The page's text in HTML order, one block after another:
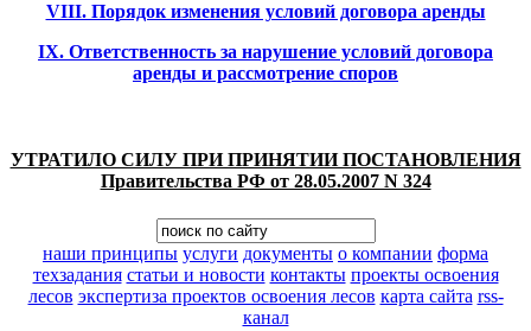
VIII. Порядок изменения условий договора аренды
IX. Ответственность за нарушение условий договора
аренды и рассмотрение споров
УТРАТИЛО СИЛУ ПРИ ПРИНЯТИИ ПОСТАНОВЛЕНИЯ
Правительства РФ от 28.05.2007 N 324
наши принципы услуги документы о компании форма
техзадания статьи и новости контакты проекты освоения
лесов экспертиза проектов освоения лесов карта сайта rss-
канал